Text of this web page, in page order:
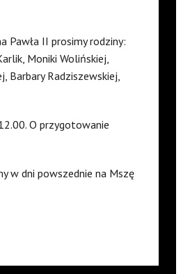
Pawła II prosimy rodziny:
Moniki Wolińskiej,
Barbary Radziszewskiej,
O przygotowanie
w dni powszednie na Mszę